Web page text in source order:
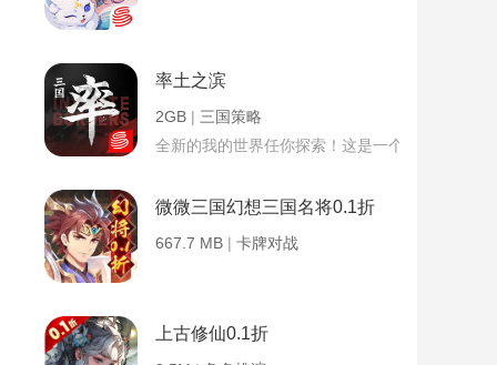
率土之滨
2GB | 三国策略
全新的我的世界任你探索！这是一个小提示字段。
微微三国幻想三国名将0.1折
667.7 MB | 卡牌对战
上古修仙0.1折